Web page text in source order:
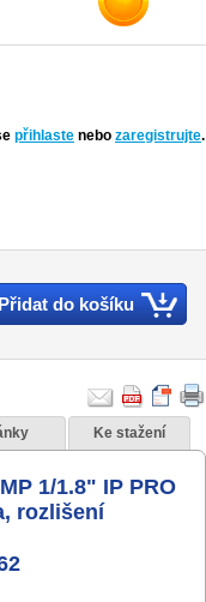
přihlaste nebo zaregistrujte.
do košíku
Ke stažení
1/1.8" IP PRO
rozlišení